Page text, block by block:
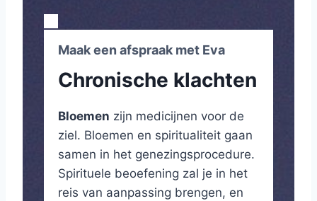
Maak een afspraak met Eva
Chronische klachten
Bloemen zijn medicijnen voor de
ziel. Bloemen en spiritualiteit gaan
samen in het genezingsprocedure.
Spirituele beoefening zal je in het
reis van aanpassing brengen, en